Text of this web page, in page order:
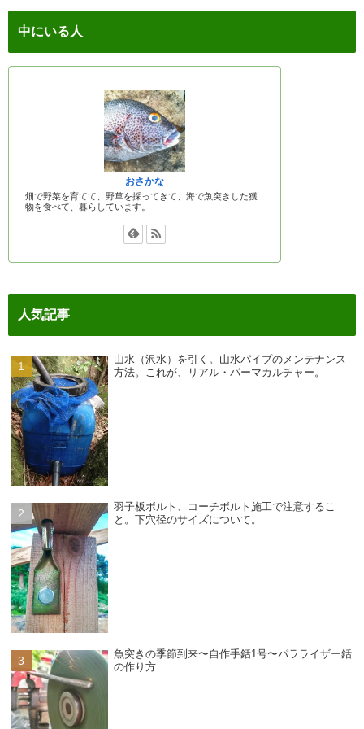
中にいる人
おさかな
畑で野菜を育てて、野草を採ってきて、海で魚突きした獲
物を食べて、暮らしています。
人気記事
山水（沢水）を引く。山水パイプのメンテナンス
方法。これが、リアル・パーマカルチャー。
羽子板ボルト、コーチボルト施工で注意するこ
と。下穴径のサイズについて。
魚突きの季節到来〜自作手銛1号〜パラライザー銛
の作り方